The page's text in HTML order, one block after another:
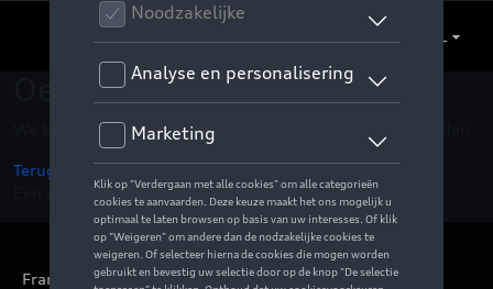
Oeps !
We kunnen de pagina, de informatie die u zoekt niet vinden
Terug naar de startpagina
Een vraag ?Neem contact op
Français